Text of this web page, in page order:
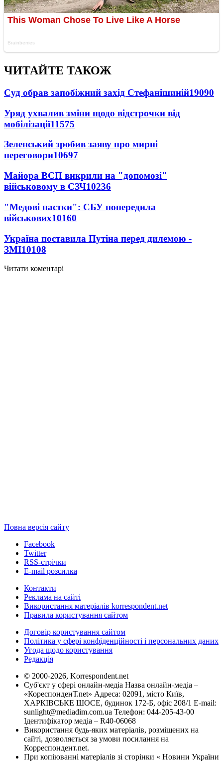
ЧИТАЙТЕ ТАКОЖ
Суд обрав запобіжний захід Стефанішиній19090
Уряд ухвалив зміни щодо відстрочки від
мобілізації11575
Зеленський зробив заяву про мирні
переговори10697
Майора ВСП викрили на "допомозі"
військовому в СЗЧ10236
"Медові пастки": СБУ попередила
військових10160
Україна поставила Путіна перед дилемою -
ЗМІ10108
Читати коментарі
Повна версія сайту
Facebook
Twitter
RSS-стрічки
E-mail розсилка
Контакти
Реклама на сайті
Використання матеріалів korrespondent.net
Правила користування сайтом
Договір користування сайтом
Політика у сфері конфіденційності і персональних даних
Угода щодо користування
Редакція
© 2000-2026, Korrespondent.net
Суб'єкт у сфері онлайн-медіа Назва онлайн-медіа –
«КореспонденТ.net» Адреса: 02091, місто Київ,
ХАРКІВСЬКЕ ШОСЕ, будинок 172-Б, офіс 208/1 E-mail:
sunlight@mediadim.com.ua Телефон: 044-205-43-00
Ідентифікатор медіа – R40-06068
Використання будь-яких матеріалів, розміщених на
сайті, дозволяється за умови посилання на
Корреспондент.net.
При копіюванні матеріалів зі сторінки « Новини України